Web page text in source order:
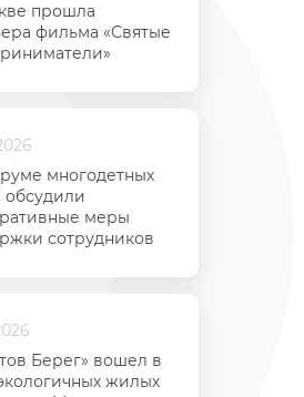
прошла
фильма «Святые
многодетных
меры
сотрудников
Берег» вошел в
жилых